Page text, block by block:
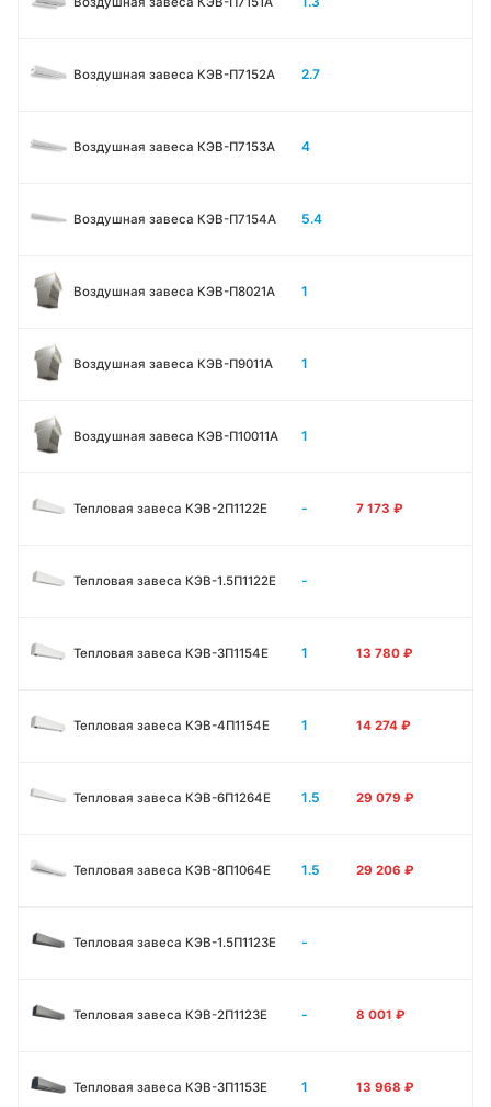
Воздушная завеса КЭВ-П7152A 2.7
Воздушная завеса КЭВ-П7153A 4
Воздушная завеса КЭВ-П7154A 5.4
Воздушная завеса КЭВ-П8021A 1
Воздушная завеса КЭВ-П9011A 1
Воздушная завеса КЭВ-П10011A 1
Тепловая завеса КЭВ-2П1122E - 7 173 ₽
Тепловая завеса КЭВ-1.5П1122E -
Тепловая завеса КЭВ-3П1154E 1 13 780 ₽
Тепловая завеса КЭВ-4П1154E 1 14 274 ₽
Тепловая завеса КЭВ-6П1264E 1.5 29 079 ₽
Тепловая завеса КЭВ-8П1064E 1.5 29 206 ₽
Тепловая завеса КЭВ-1.5П1123E -
Тепловая завеса КЭВ-2П1123E - 8 001 ₽
Тепловая завеса КЭВ-3П1153E 1 13 968 ₽